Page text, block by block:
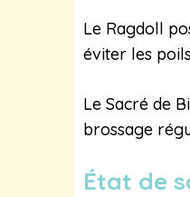
Le Ragdoll
éviter les
Le Sacré de
brossage
État de